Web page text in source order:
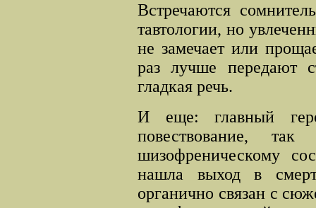
Встречаются
тавтологии, но
не замечает или
раз лучше передают
гладкая речь.
И еще: главный
повествование,
шизофреническому
нашла выход в
органично связан с